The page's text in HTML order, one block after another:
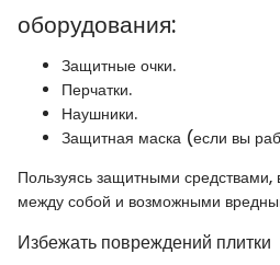
оборудования:
Защитные очки.
Перчатки.
Наушники.
Защитная маска (если вы
Пользуясь защитными средствами,
между собой и возможными
Избежать повреждений плитки